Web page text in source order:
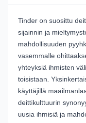
Tinder on suosittu
sijainnin ja
mahdollisuuden
vasemmalle
yhteyksiä ihmisten
toisistaan.
käyttäjillä
deittikulttuurin
uusia ihmisiä ja